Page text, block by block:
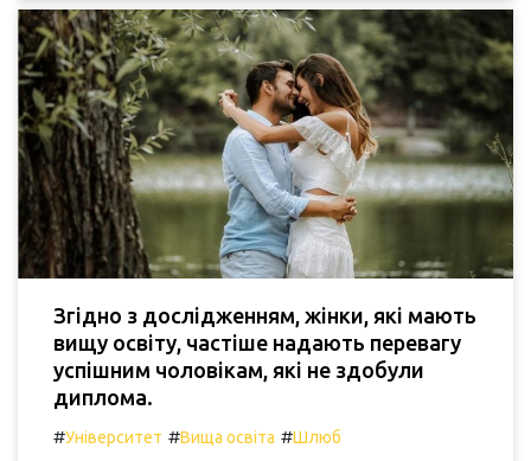
Згідно з дослідженням, жінки, які мають
вищу освіту, частіше надають перевагу
успішним чоловікам, які не здобули
диплома.
#Університет #Вища освіта #Шлюб